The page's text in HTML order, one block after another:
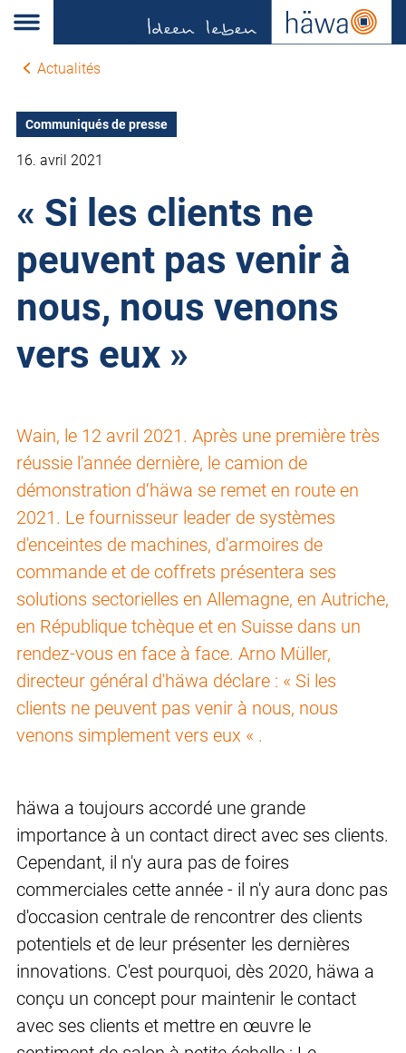
Actualités
Communiqués de presse
16. avril 2021
« Si les clients ne
peuvent pas venir à
nous, nous venons
vers eux »
Wain, le 12 avril 2021. Après une première très
réussie l'année dernière, le camion de
démonstration d‘häwa se remet en route en
2021. Le fournisseur leader de systèmes
d'enceintes de machines, d'armoires de
commande et de coffrets présentera ses
solutions sectorielles en Allemagne, en Autriche,
en République tchèque et en Suisse dans un
rendez-vous en face à face. Arno Müller,
directeur général d'häwa déclare : « Si les
clients ne peuvent pas venir à nous, nous
venons simplement vers eux « .
häwa a toujours accordé une grande
importance à un contact direct avec ses clients.
Cependant, il n'y aura pas de foires
commerciales cette année - il n'y aura donc pas
d'occasion centrale de rencontrer des clients
potentiels et de leur présenter les dernières
innovations. C'est pourquoi, dès 2020, häwa a
conçu un concept pour maintenir le contact
avec ses clients et mettre en œuvre le